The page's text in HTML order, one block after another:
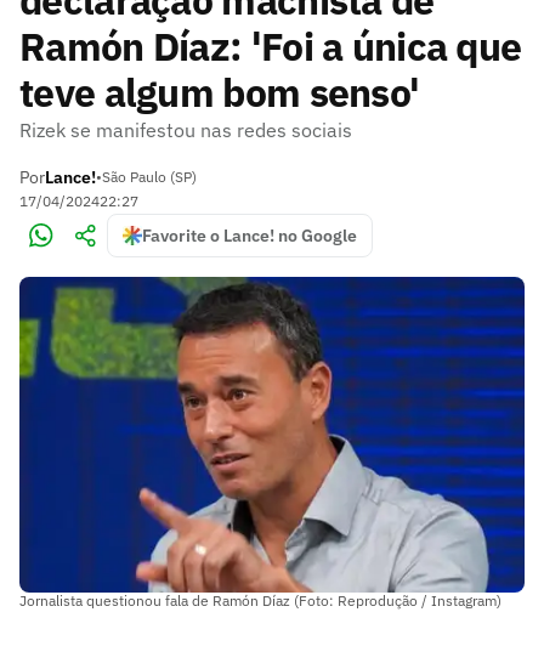
Ramón Díaz: 'Foi a única que
teve algum bom senso'
Rizek se manifestou nas redes sociais
PorLance!•São Paulo (SP)
17/04/202422:27
Favorite o Lance! no Google
Jornalista questionou fala de Ramón Díaz (Foto: Reprodução / Instagram)